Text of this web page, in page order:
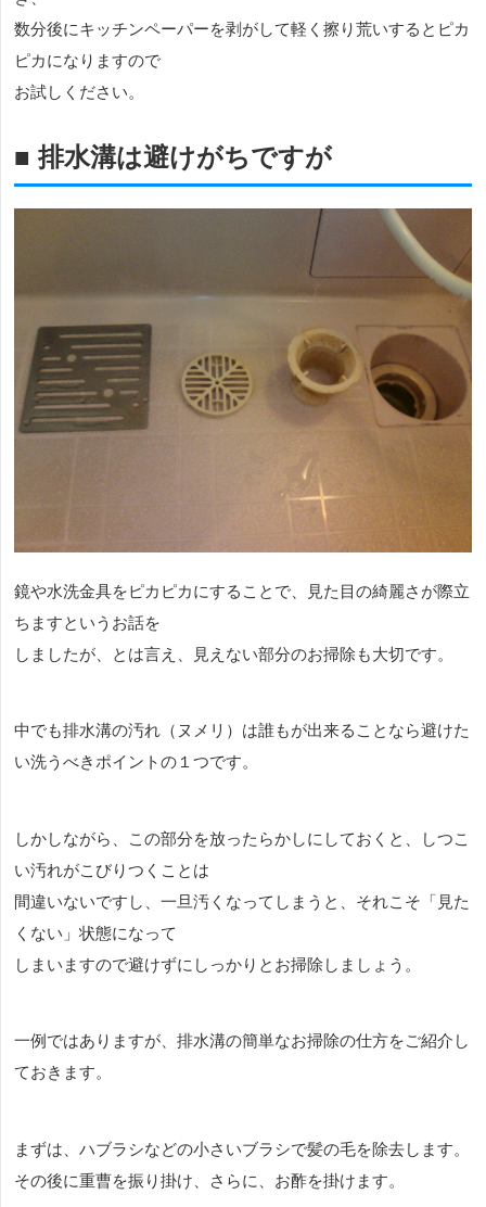
数分後にキッチンペーパーを剥がして軽く擦り荒いするとピカ
ピカになりますので
お試しください。
■ 排水溝は避けがちですが
鏡や水洗金具をピカピカにすることで、見た目の綺麗さが際立
ちますというお話を
しましたが、とは言え、見えない部分のお掃除も大切です。
中でも排水溝の汚れ（ヌメリ）は誰もが出来ることなら避けた
い洗うべきポイントの１つです。
しかしながら、この部分を放ったらかしにしておくと、しつこ
い汚れがこびりつくことは
間違いないですし、一旦汚くなってしまうと、それこそ「見た
くない」状態になって
しまいますので避けずにしっかりとお掃除しましょう。
一例ではありますが、排水溝の簡単なお掃除の仕方をご紹介し
ておきます。
まずは、ハブラシなどの小さいブラシで髪の毛を除去します。
その後に重曹を振り掛け、さらに、お酢を掛けます。